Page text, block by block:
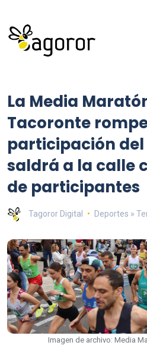
La Media
Tacoronte
participación
saldrá a la calle
de participantes
Tagoror Digital Deportes »
Imagen de archivo: Media